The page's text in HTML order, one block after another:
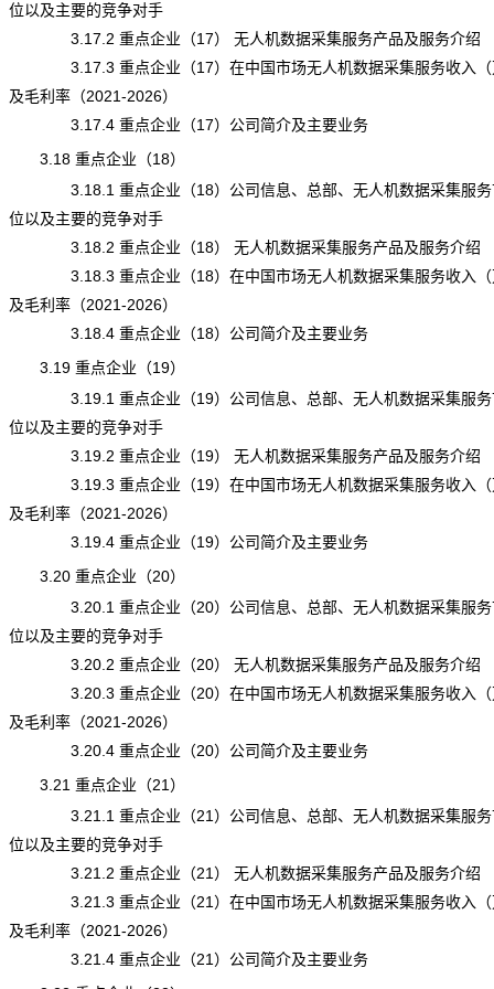
位以及主要的竞争对手
3.17.2 重点企业（17） 无人机数据采集服务产品及服务介绍
3.17.3 重点企业（17）在中国市场无人机数据采集服务收入（
及毛利率（2021-2026）
3.17.4 重点企业（17）公司简介及主要业务
3.18 重点企业（18）
3.18.1 重点企业（18）公司信息、总部、无人机数据采集服务
位以及主要的竞争对手
3.18.2 重点企业（18） 无人机数据采集服务产品及服务介绍
3.18.3 重点企业（18）在中国市场无人机数据采集服务收入（
及毛利率（2021-2026）
3.18.4 重点企业（18）公司简介及主要业务
3.19 重点企业（19）
3.19.1 重点企业（19）公司信息、总部、无人机数据采集服务
位以及主要的竞争对手
3.19.2 重点企业（19） 无人机数据采集服务产品及服务介绍
3.19.3 重点企业（19）在中国市场无人机数据采集服务收入（
及毛利率（2021-2026）
3.19.4 重点企业（19）公司简介及主要业务
3.20 重点企业（20）
3.20.1 重点企业（20）公司信息、总部、无人机数据采集服务
位以及主要的竞争对手
3.20.2 重点企业（20） 无人机数据采集服务产品及服务介绍
3.20.3 重点企业（20）在中国市场无人机数据采集服务收入（
及毛利率（2021-2026）
3.20.4 重点企业（20）公司简介及主要业务
3.21 重点企业（21）
3.21.1 重点企业（21）公司信息、总部、无人机数据采集服务
位以及主要的竞争对手
3.21.2 重点企业（21） 无人机数据采集服务产品及服务介绍
3.21.3 重点企业（21）在中国市场无人机数据采集服务收入（
及毛利率（2021-2026）
3.21.4 重点企业（21）公司简介及主要业务